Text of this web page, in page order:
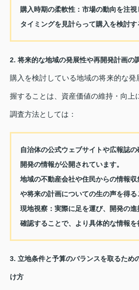
購入時期の柔軟性： 市場の動向を注視
タイミングを見計らって購入を検討す
2. 将来的な地域の発展性や再開発計画の
購入を検討している地域の将来的な
握することは、資産価値の維持・向上
調査方法としては：
自治体の公式ウェブサイトや広報誌の
開発の情報が公開されています。
地域の不動産会社や住民からの情報収
や将来の計画についての生の声を得る
現地視察： 実際に足を運び、開発の
確認することで、より具体的な情報を
3. 立地条件と予算のバランスを取るため
け方